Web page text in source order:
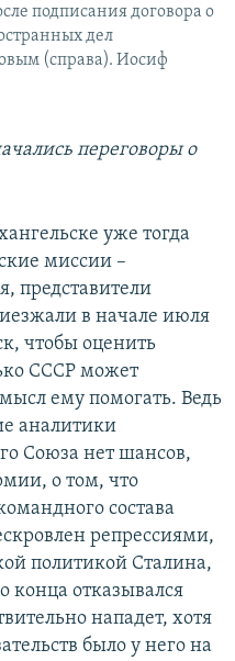
подписания договора о
дел
(справа). Иосиф
переговоры о
уже тогда
миссии –
представители
в начале июля
чтобы оценить
СССР может
ему помогать. Ведь
аналитики
Союза нет шансов,
о том, что
состава
репрессиями,
политикой Сталина,
конца отказывался
нападет, хотя
было у него на